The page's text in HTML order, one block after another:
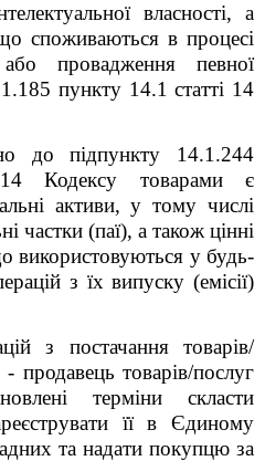
власності, а
споживаються в процесі
провадження певної
пункту 14.1 статті 14
до підпункту 14.1.244
Кодексу товарами є
активи, у тому числі
частки (паї), а також цінні
використовуються у будь-
з їх випуску (емісії)
з постачання товарів/
продавець товарів/послуг
терміни скласти
її в Єдиному
та надати покупцю за